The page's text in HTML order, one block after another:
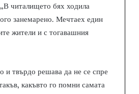
читалището бях ходила
занемарено. Мечтаех един
жители и с тогавашния
и твърдо решава да не се спре
какъвто го помни самата